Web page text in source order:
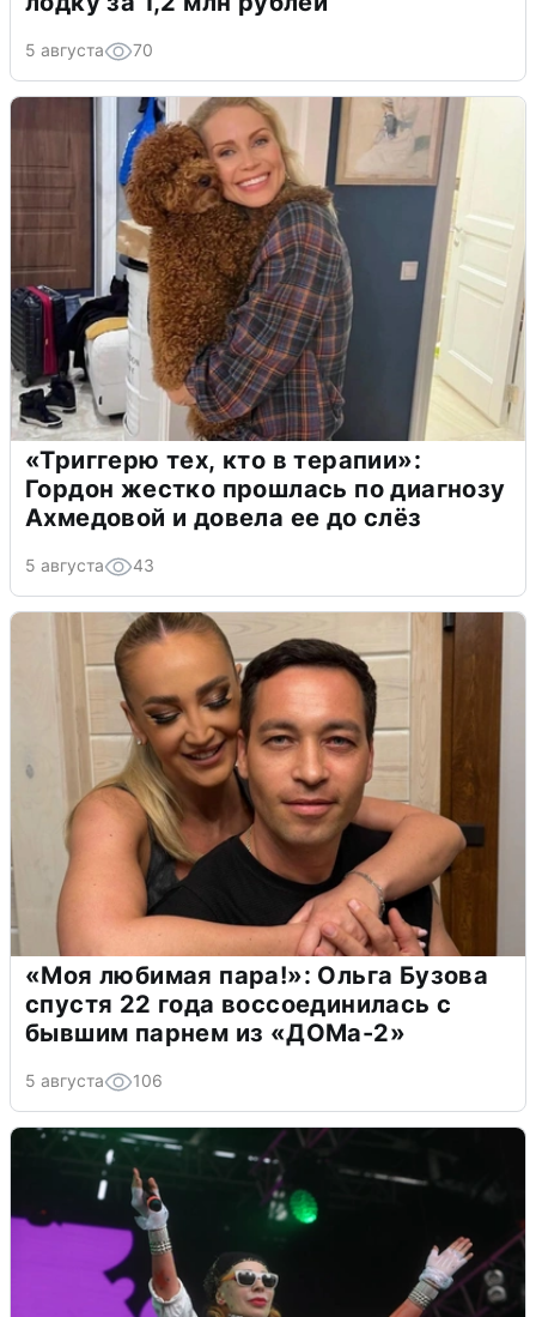
5 августа 70
«Триггерю тех, кто в терапии»:
Гордон жестко прошлась по диагнозу
Ахмедовой и довела ее до слёз
5 августа 43
«Моя любимая пара!»: Ольга Бузова
спустя 22 года воссоединилась с
бывшим парнем из «ДОМа-2»
5 августа 106